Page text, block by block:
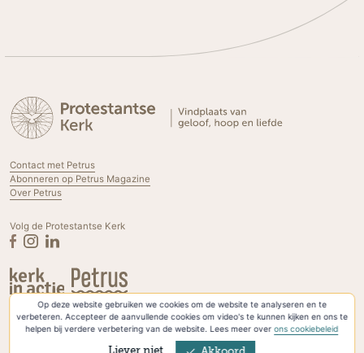
Op deze website gebruiken we cookies om de website te analyseren en te
verbeteren. Accepteer de aanvullende cookies om video's te kunnen kijken en ons te
helpen bij verdere verbetering van de website. Lees meer overons cookiebeleid
Contact met Petrus
Abonneren op Petrus Magazine
Over Petrus
Volg de Protestantse Kerk
Privacyverklaring & Cookies